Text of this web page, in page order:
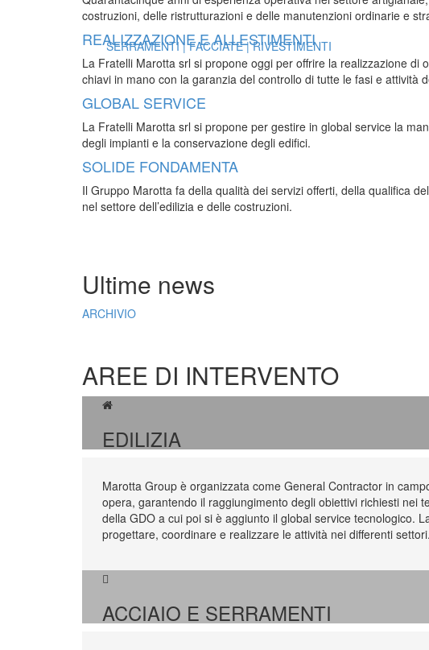
SERRAMENTI | FACCIATE | RIVESTIMENTI
costruzioni, delle ristrutturazioni e delle manutenzioni ordinarie e
REALIZZAZIONE E ALLESTIMENTI
La Fratelli Marotta srl si propone oggi per offrire la realizzazione
chiavi in mano con la garanzia del controllo di tutte le fasi e
GLOBAL SERVICE
La Fratelli Marotta srl si propone per gestire in global service la
degli impianti e la conservazione degli edifici.
SOLIDE FONDAMENTA
Il Gruppo Marotta fa della qualità dei servizi offerti, della qualifica
nel settore dell’edilizia e delle costruzioni.
Ultime news
ARCHIVIO
AREE DI INTERVENTO
EDILIZIA
Marotta Group è organizzata come General Contractor in
opera, garantendo il raggiungimento degli obiettivi richiesti
della GDO a cui poi si è aggiunto il global service tecnologico.
progettare, coordinare e realizzare le attività nei differenti settori.
ACCIAIO E SERRAMENTI